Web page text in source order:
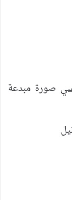
صورة مبدعة